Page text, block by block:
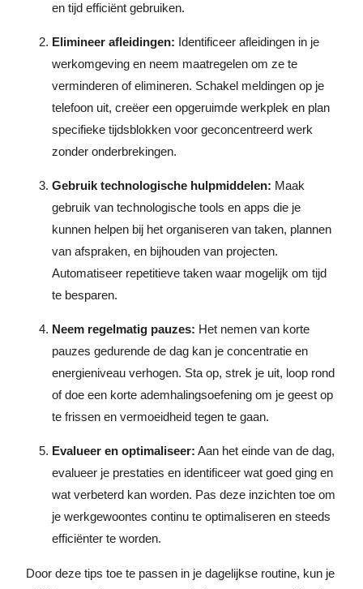
en tijd efficiënt gebruiken.
Elimineer afleidingen: Identificeer afleidingen in je
werkomgeving en neem maatregelen om ze te
verminderen of elimineren. Schakel meldingen op je
telefoon uit, creëer een opgeruimde werkplek en plan
specifieke tijdsblokken voor geconcentreerd werk
zonder onderbrekingen.
Gebruik technologische hulpmiddelen: Maak
gebruik van technologische tools en apps die je
kunnen helpen bij het organiseren van taken, plannen
van afspraken, en bijhouden van projecten.
Automatiseer repetitieve taken waar mogelijk om tijd
te besparen.
Neem regelmatig pauzes: Het nemen van korte
pauzes gedurende de dag kan je concentratie en
energieniveau verhogen. Sta op, strek je uit, loop rond
of doe een korte ademhalingsoefening om je geest op
te frissen en vermoeidheid tegen te gaan.
Evalueer en optimaliseer: Aan het einde van de dag,
evalueer je prestaties en identificeer wat goed ging en
wat verbeterd kan worden. Pas deze inzichten toe om
je werkgewoontes continu te optimaliseren en steeds
efficiënter te worden.
Door deze tips toe te passen in je dagelijkse routine, kun je